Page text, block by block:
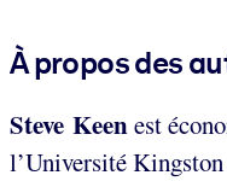
À propos des
Steve Keenest
l’Université